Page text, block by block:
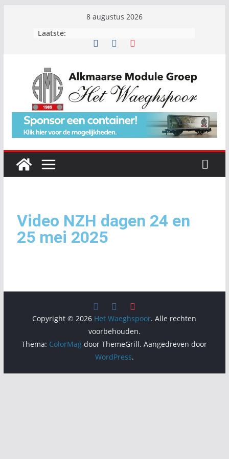
8 augustus 2026
Laatste:
Video NZH dagen 24 en
25 mei 2025
Copyright © 2026 Het Waeghspoor. Alle rechten
voorbehouden.
Thema: ColorMag door ThemeGrill. Aangedreven door
WordPress.